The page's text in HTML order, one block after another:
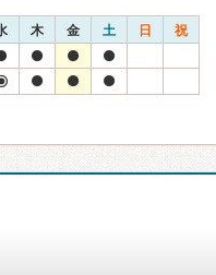
木 金 土 日 祝